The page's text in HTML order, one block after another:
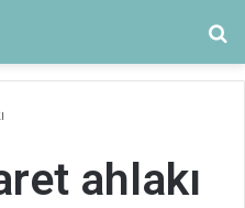
ahlakı